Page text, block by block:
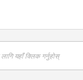
यहाँ क्लिक गर्नुहोस्